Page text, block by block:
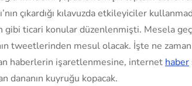
çıkardığı kılavuzda etkileyiciler
ticari konular düzenlenmişti. Mesela
tweetlerinden mesul olacak. İşte ne
haberlerin işaretlenmesine, internet haber
dananın kuyruğu kopacak.